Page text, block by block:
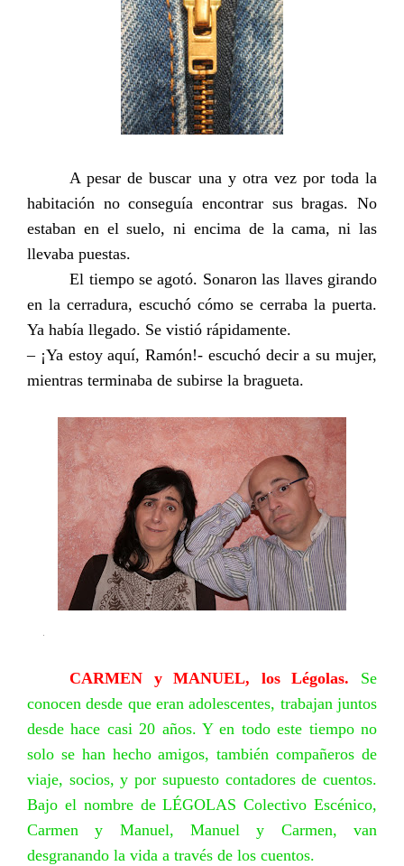
A pesar de buscar una y otra vez por toda la
habitación no conseguía encontrar sus bragas. No
estaban en el suelo, ni encima de la cama, ni las
llevaba puestas.
El tiempo se agotó. Sonaron las llaves girando
en la cerradura, escuchó cómo se cerraba la puerta.
Ya había llegado. Se vistió rápidamente.
– ¡Ya estoy aquí, Ramón!- escuchó decir a su mujer,
mientras terminaba de subirse la bragueta.
CARMEN y MANUEL, los Légolas.
Se
conocen desde que eran adolescentes, trabajan juntos
desde hace casi 20 años. Y en todo este tiempo no
solo se han hecho amigos, también compañeros de
viaje, socios, y por supuesto contadores de cuentos.
Bajo el nombre de LÉGOLAS Colectivo Escénico,
Carmen y Manuel, Manuel y Carmen, van
desgranando la vida a través de los cuentos.